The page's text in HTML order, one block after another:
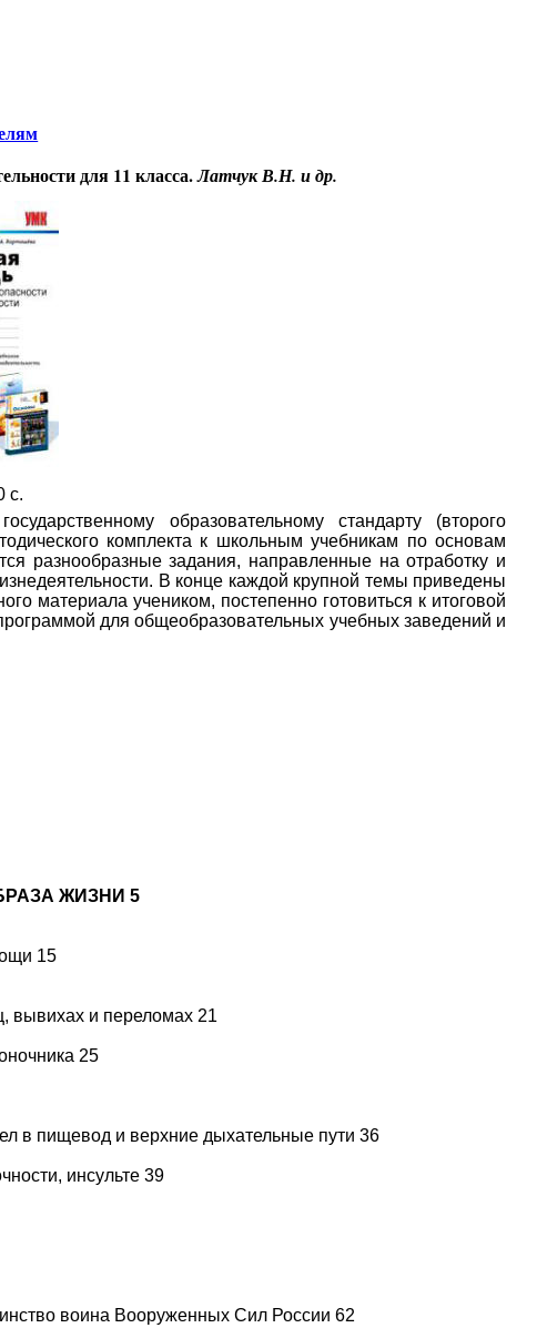
для 11 класса.Латчук В.Н. и др.
с.
образовательному стандарту (второго
комплекта к школьным учебникам по основам
разнообразные задания, направленные на отработку и
В конце каждой крупной темы приведены
материала учеником, постепенно готовиться к итоговой
для общеобразовательных учебных заведений и
ЖИЗНИ 5
15
вывихах и переломах 21
25
в пищевод и верхние дыхательные пути 36
инсульте 39
воина Вооруженных Сил России 62